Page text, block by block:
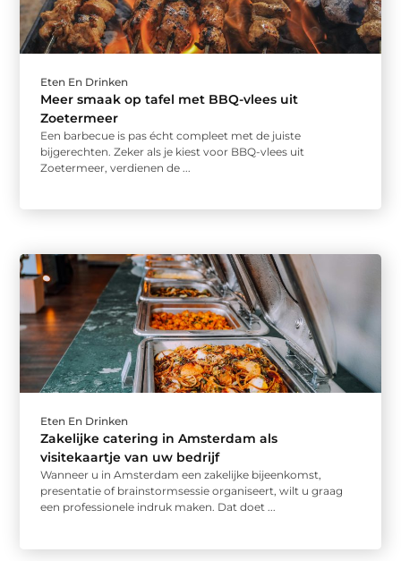
Eten En Drinken
Meer smaak op tafel met BBQ-vlees uit
Zoetermeer
Een barbecue is pas écht compleet met de juiste
bijgerechten. Zeker als je kiest voor BBQ-vlees uit
Zoetermeer, verdienen de ...
Eten En Drinken
Zakelijke catering in Amsterdam als
visitekaartje van uw bedrijf
Wanneer u in Amsterdam een zakelijke bijeenkomst,
presentatie of brainstormsessie organiseert, wilt u graag
een professionele indruk maken. Dat doet ...